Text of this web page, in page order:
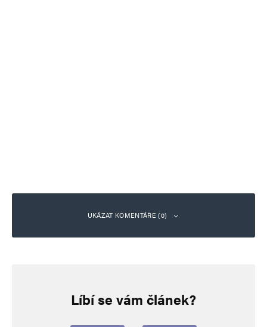
UKÁZAT KOMENTÁŘE (0)
Vaše e-mailová adresa nebude zveřejněna. Vyžadované informace jsou
Líbí se vám článek?